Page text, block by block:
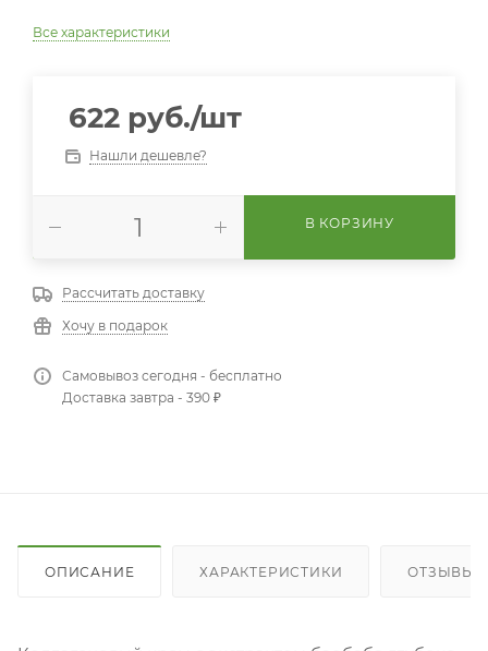
Все характеристики
622 руб./шт
Нашли дешевле?
В КОРЗИНУ
Рассчитать доставку
Хочу в подарок
Самовывоз сегодня - бесплатно
Доставка завтра - 390 ₽
ОПИСАНИЕ ХАРАКТЕРИСТИКИ ОТЗЫВЫ